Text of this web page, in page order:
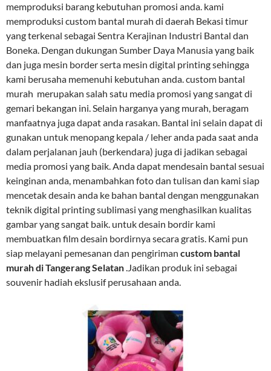
memproduksi barang kebutuhan promosi anda. kami
memproduksi custom bantal murah di daerah Bekasi timur
yang terkenal sebagai Sentra Kerajinan Industri Bantal dan
Boneka. Dengan dukungan Sumber Daya Manusia yang baik
dan juga mesin border serta mesin digital printing sehingga
kami berusaha memenuhi kebutuhan anda. custom bantal
murah merupakan salah satu media promosi yang sangat di
gemari bekangan ini. Selain harganya yang murah, beragam
manfaatnya juga dapat anda rasakan. Bantal ini selain dapat di
gunakan untuk menopang kepala / leher anda pada saat anda
dalam perjalanan jauh (berkendara) juga di jadikan sebagai
media promosi yang baik. Anda dapat mendesain bantal sesuai
keinginan anda, menambahkan foto dan tulisan dan kami siap
mencetak desain anda ke bahan bantal dengan menggunakan
teknik digital printing sublimasi yang menghasilkan kualitas
gambar yang sangat baik. untuk desain bordir kami
membuatkan film desain bordirnya secara gratis. Kami pun
siap melayani pemesanan dan pengiriman custom bantal
murah di Tangerang Selatan.Jadikan produk ini sebagai
souvenir hadiah ekslusif perusahaan anda.